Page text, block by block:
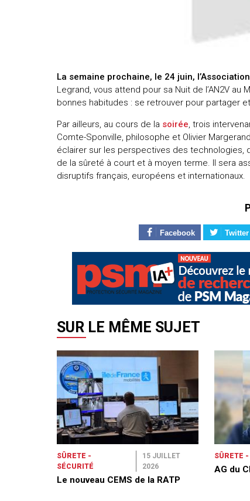
La semaine prochaine, le 24 juin,
Legrand, vous attend pour sa Nuit de l’AN2V
bonnes habitudes : se retrouver pour partager
Par ailleurs, au cours de la soirée, trois
Comte-Sponville, philosophe et Olivier
éclairer sur les perspectives des technologies,
de la sûreté à court et à moyen terme. Il sera
disruptifs français, européens et internationaux.
Facebook Twitter
SUR LE MÊME SUJET
SÛRETE -
SÉCURITÉ
15 JUILLET
2026
Le nouveau CEMS de la RATP
SÛRETE
AG du